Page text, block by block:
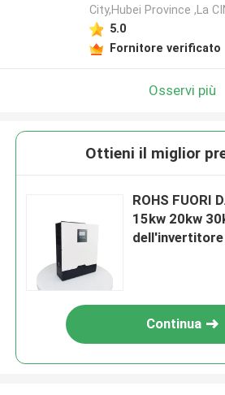
City,Hubei Province ,La
5.0
Fornitore verificato
Osservi più
Ottieni il miglior
ROHS FUORI
15kw 20kw
Continua